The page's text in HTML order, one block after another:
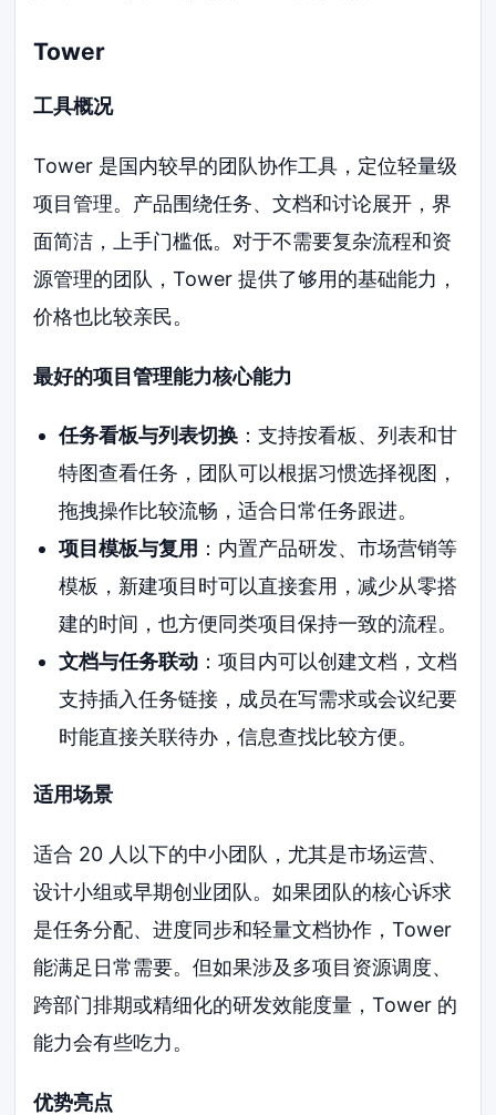
Tower
工具概况
Tower 是国内较早的团队协作工具，定位轻量级
项目管理。产品围绕任务、文档和讨论展开，界
面简洁，上手门槛低。对于不需要复杂流程和资
源管理的团队，Tower 提供了够用的基础能力，
价格也比较亲民。
最好的项目管理能力核心能力
任务看板与列表切换：支持按看板、列表和甘
特图查看任务，团队可以根据习惯选择视图，
拖拽操作比较流畅，适合日常任务跟进。
项目模板与复用 ：内置产品研发、市场营销等
模板，新建项目时可以直接套用，减少从零搭
建的时间，也方便同类项目保持一致的流程。
文档与任务联动：项目内可以创建文档，文档
支持插入任务链接，成员在写需求或会议纪要
时能直接关联待办，信息查找比较方便。
适用场景
适合 20 人以下的中小团队，尤其是市场运营、
设计小组或早期创业团队。如果团队的核心诉求
是任务分配、进度同步和轻量文档协作，Tower
能满足日常需要。但如果涉及多项目资源调度、
跨部门排期或精细化的研发效能度量，Tower 的
能力会有些吃力。
优势亮点